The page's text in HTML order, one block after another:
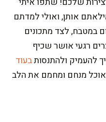
אותן, ואולי למדתם
במטבח, לצד מתכונים
רגעי אושר שכיף
להעמיק ולהתנסותבעוד
מנחם ומחמם את הלב